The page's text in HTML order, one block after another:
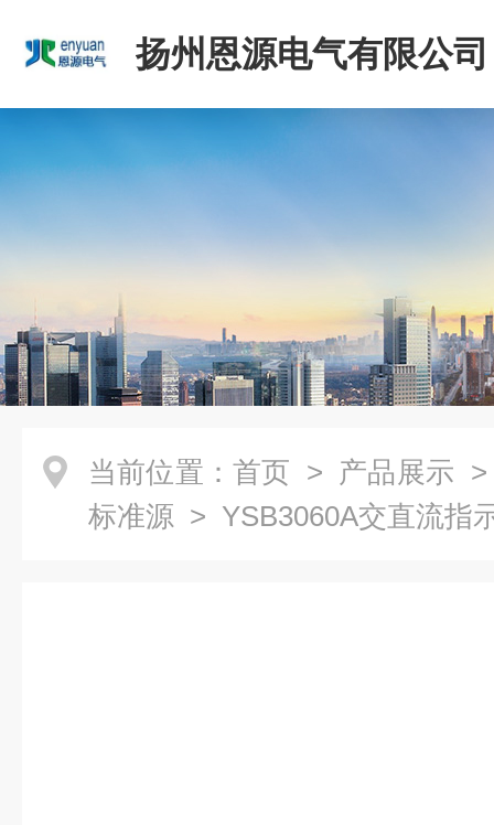
扬州恩源电气有限公司
当前位置： 首页 > 产品展示
标准源 > YSB3060A交直流指